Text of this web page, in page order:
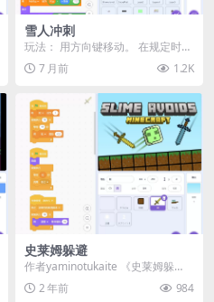
雪人冲刺
玩法： 用方向键移动。 在规定时间
内，完成一系列不同的步骤来堆一
个雪人。当前步骤...
7 月前 1.2K
史莱姆躲避
作者yaminotukaite 《史莱姆躲
避》是一款简单有趣的反应类游
戏，玩家需...
2 年前 984